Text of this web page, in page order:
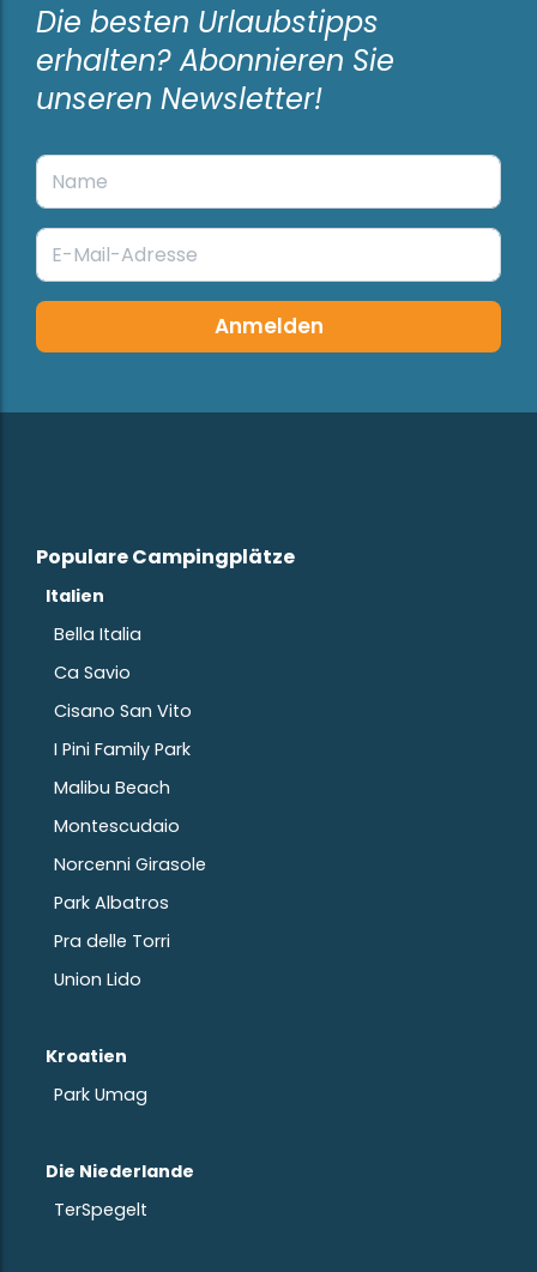
Die besten Urlaubstipps
erhalten? Abonnieren Sie
unseren Newsletter!
Anmelden
Populare Campingplätze
Italien
Bella Italia
Ca Savio
Cisano San Vito
I Pini Family Park
Malibu Beach
Montescudaio
Norcenni Girasole
Park Albatros
Pra delle Torri
Union Lido
Kroatien
Park Umag
Die Niederlande
TerSpegelt